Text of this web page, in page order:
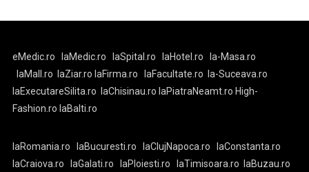
eMedic.ro laMedic.ro laSpital.ro laHotel.ro
la-Masa.ro
laMall.ro
laZiar.ro laFirma.ro laFacultate.ro
la-Suceava.ro
laExecutareSilita.ro
laChisinau.ro laPiatraNeamt.ro High-
Fashion.ro laBalti.ro
laRomania.ro laBucuresti.ro laClujNapoca.ro
laConstanta.ro
laCraiova.ro
laGalati.ro laPloiesti.ro laTimisoara.ro
laBuzau.ro